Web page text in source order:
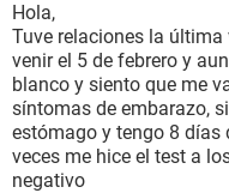
BIENESTAR
SEXUALIDAD
GLOSARIO
Hola,
Tuve relaciones la última
venir el 5 de febrero y
blanco y siento que me
síntomas de embarazo,
estómago y tengo 8 días
veces me hice el test a
negativo